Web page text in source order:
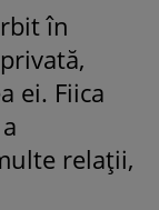
în
ei. Fiica
relații,